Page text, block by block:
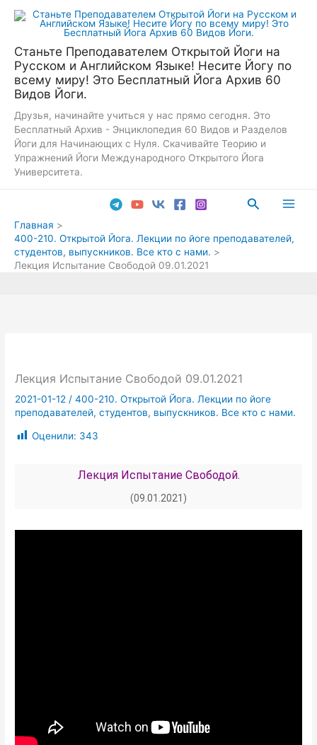
Перейти
Станьте Преподавателем Открытой Йоги на
Русском и Английском Языке! Несите Йогу по
всему миру! Это Бесплатный Йога Архив 60
Видов Йоги.
Друзья, начинайте учиться у нас прямо сегодня. Это
Бесплатный Архив - Энциклопедия 60 Видов и Разделов
Йоги для Начинающих с Нуля. Скачивайте Теорию и
Упражнений Йоги Международного Открытого Йога
Университета.
Поиск
Главная
400-210. Открытой Йога. Лекции по йоге преподавателей,
студентов, выпускников. Все кто с нами.
Лекция Испытание Свободой 09.01.2021
Лекция Испытание Свободой 09.01.2021
2021-01-12 /400-210. Открытой Йога. Лекции по йоге
преподавателей, студентов, выпускников. Все кто с нами.
Оценили: 343
Лекция Испытание Свободой.
(09.01.2021)